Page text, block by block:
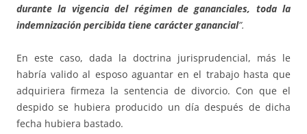
durante la vigencia del régimen de gananciales, toda la
indemnización percibida tiene carácter ganancial”.
En este caso, dada la doctrina jurisprudencial, más le
habría valido al esposo aguantar en el trabajo hasta que
adquiriera firmeza la sentencia de divorcio. Con que el
despido se hubiera producido un día después de dicha
fecha hubiera bastado.